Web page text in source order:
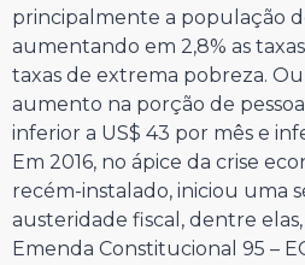
principalmente a população
aumentando em 2,8% as
taxas de extrema pobreza.
aumento na porção de
inferior a US$ 43 por mês e
Em 2016, no ápice da crise
recém-instalado, iniciou uma
austeridade fiscal, dentre
Emenda Constitucional 95 –